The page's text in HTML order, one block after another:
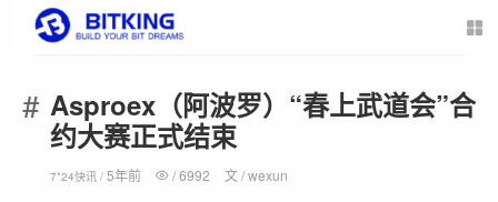
Asproex（阿波罗）“春上武道会”合
约大赛正式结束
7*24快讯 / 5年前 /6992 文 /wexun